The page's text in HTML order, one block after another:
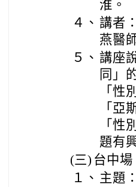
淮。
４、 講者
燕醫
５、 講座
同」
「性
「亞
「性
題有
(三) 台中場
１、 主題